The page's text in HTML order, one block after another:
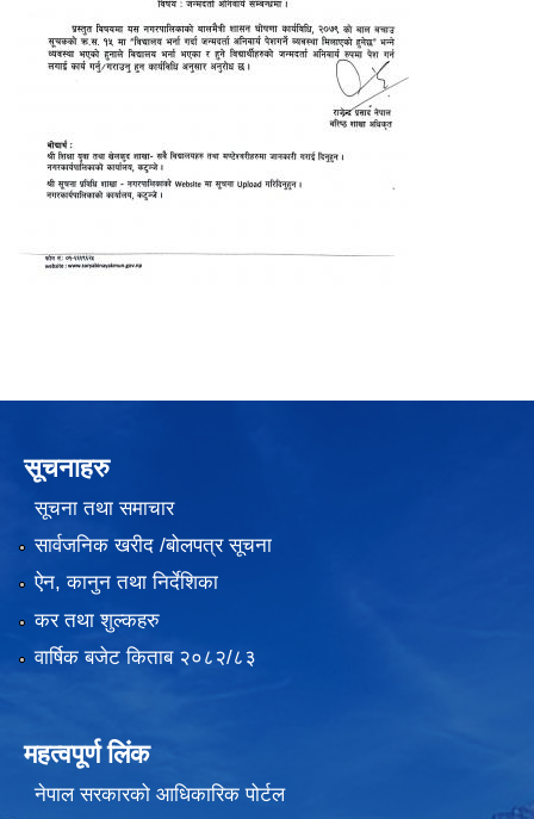
सूचनाहरु
सूचना तथा समाचार
सार्वजनिक खरीद /बोलपत्र सूचना
ऐन, कानुन तथा निर्देशिका
कर तथा शुल्कहरु
वार्षिक बजेट किताब २०८२/८३
महत्वपूर्ण लिंक
नेपाल सरकारको आधिकारिक पोर्टल